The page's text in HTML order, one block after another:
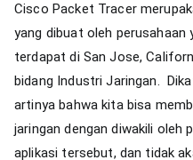
Cisco Packet Tracer
yang dibuat oleh perusahaan
terdapat di San Jose,
bidang Industri Jaringan.
artinya bahwa kita bisa
jaringan dengan diwakili oleh
aplikasi tersebut, dan tidak